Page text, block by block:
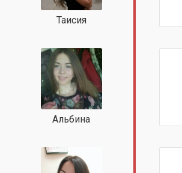
Таисия
Альбина